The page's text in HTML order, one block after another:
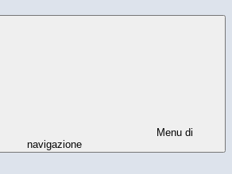
Menu di
navigazione